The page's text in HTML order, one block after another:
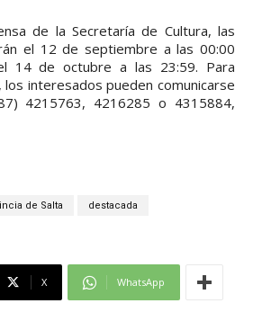
de la Secretaría de Cultura, las
el 12 de septiembre a las 00:00
14 de octubre a las 23:59. Para
los interesados pueden comunicarse
4215763, 4216285 o 4315884,
de Salta destacada
X WhatsApp